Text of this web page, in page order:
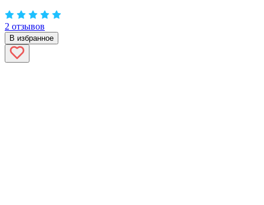
2 отзывов
В избранное